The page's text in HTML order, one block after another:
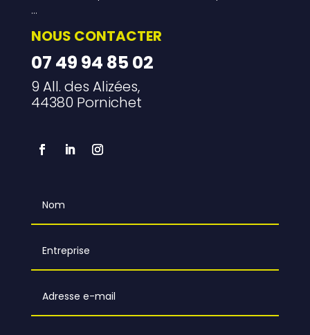
…
NOUS CONTACTER
07 49 94 85 02
9 All. des Alizées,
44380 Pornichet